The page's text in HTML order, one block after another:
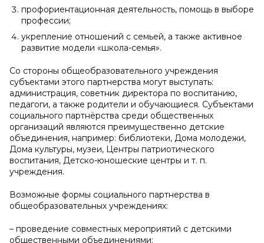
профориентационная деятельность, помощь в выборе
профессии;
укрепление отношений с семьей, а также активное
развитие модели «школа-семья».
Со стороны общеобразовательного учреждения
субъектами этого партнерства могут выступать:
администрация, советник директора по воспитанию,
педагоги, а также родители и обучающиеся. Субъектами
социального партнёрства среди общественных
организаций являются преимущественно детские
объединения, например: библиотеки, Дома молодежи,
Дома культуры, музеи, Центры патриотического
воспитания, Детско-юношеские центры и т. п.
учреждения.
Возможные формы социального партнерства в
общеобразовательных учреждениях:
– проведение совместных мероприятий с детскими
общественными объединениями;